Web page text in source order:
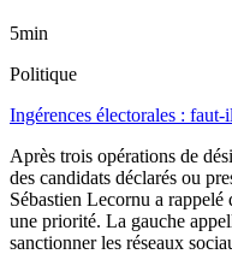
5min
Politique
Ingérences électorales :
Après trois opérations de
des candidats déclarés ou
Sébastien Lecornu a
une priorité. La gauche
sanctionner les réseaux